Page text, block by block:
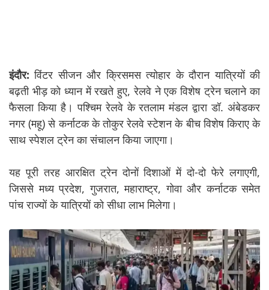
इंदौर: विंटर सीजन और क्रिसमस त्योहार के दौरान यात्रियों की
बढ़ती भीड़ को ध्यान में रखते हुए, रेलवे ने एक विशेष ट्रेन चलाने का
फैसला किया है। पश्चिम रेलवे के रतलाम मंडल द्वारा डॉ. अंबेडकर
नगर (महू) से कर्नाटक के तोकुर रेलवे स्टेशन के बीच विशेष किराए के
साथ स्पेशल ट्रेन का संचालन किया जाएगा।
यह पूरी तरह आरक्षित ट्रेन दोनों दिशाओं में दो-दो फेरे लगाएगी,
जिससे मध्य प्रदेश, गुजरात, महाराष्ट्र, गोवा और कर्नाटक समेत
पांच राज्यों के यात्रियों को सीधा लाभ मिलेगा।